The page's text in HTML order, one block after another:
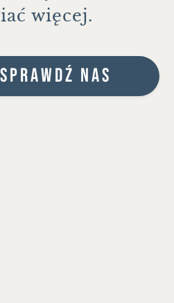
więcej.
SPRAWDŹ NAS